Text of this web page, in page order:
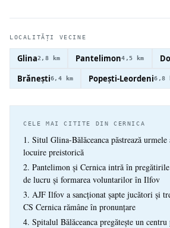
LOCALITĂȚI VECINE
Glina2,8 km Pantelimon4,5 km
Brănești6,4 km Popești-Leordeni6,8
CELE MAI CITITE DIN CERNICA
Situl Glina-Bălăceanca păstrează
locuire preistorică
Pantelimon și Cernica intră în
de lucru și formarea voluntarilor în Ilfov
AJF Ilfov a sancționat șapte jucători și
CS Cernica rămâne în pronunțare
Spitalul Bălăceanca pregătește un